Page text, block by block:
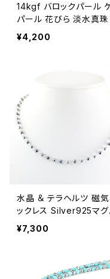
14kgf バロックパール
パール 花びら 淡水真珠
アス
¥4,200
水晶 ＆ テラヘルツ 磁気
ックレス Silver925マグ
ットクラスプ 女性 男性
ニセックス 日本製
¥7,300